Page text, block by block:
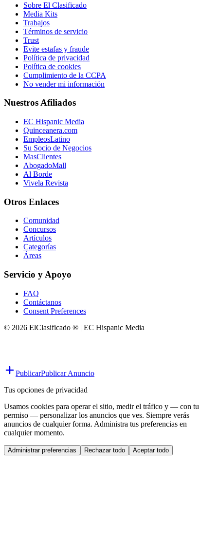
Sobre El Clasificado
Media Kits
Trabajos
Términos de servicio
Trust
Evite estafas y fraude
Política de privacidad
Política de cookies
Cumplimiento de la CCPA
No vender mi información
Nuestros Afiliados
EC Hispanic Media
Quinceanera.com
EmpleosLatino
Su Socio de Negocios
MasClientes
AbogadoMall
Al Borde
Vivela Revista
Otros Enlaces
Comunidad
Concursos
Artículos
Categorías
Áreas
Servicio y Apoyo
FAQ
Contáctanos
Consent Preferences
© 2026 ElClasificado ® | EC Hispanic Media
PublicarPublicar Anuncio
Tus opciones de privacidad
Usamos cookies para operar el sitio, medir el tráfico y — con tu
permiso — personalizar los anuncios que ves. Siempre verás
anuncios de cualquier forma. Administra tus preferencias en
cualquier momento.
Administrar preferencias Rechazar todo Aceptar todo